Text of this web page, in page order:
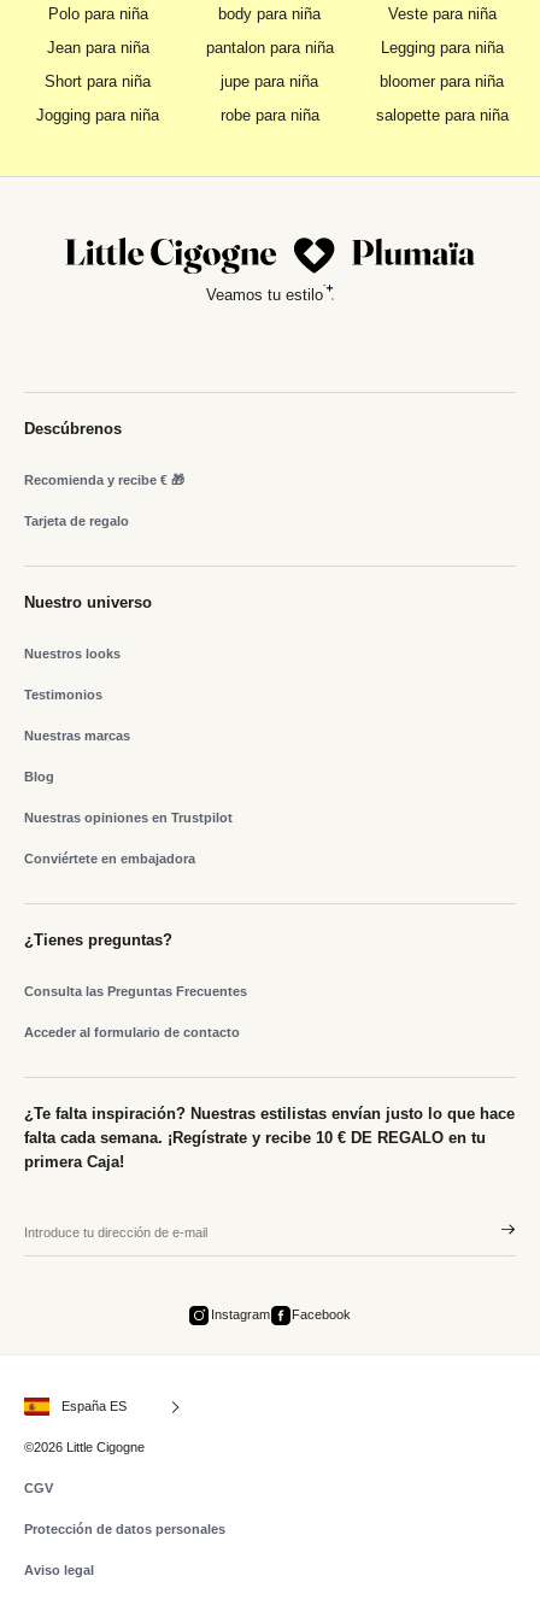
Polo para niña body para niña
Veste para niña
Jean para niña
pantalon para niña
Legging para niña
Short para niña
jupe para niña
bloomer para niña
Jogging para niña
robe para niña salopette para niña
Veamos tu estilo
Descúbrenos
Recomienda y recibe € 🎁
Tarjeta de regalo
Nuestro universo
Nuestros looks
Testimonios
Nuestras marcas
Blog
Nuestras opiniones en Trustpilot
Conviértete en embajadora
¿Tienes preguntas?
Consulta las Preguntas Frecuentes
Acceder al formulario de contacto
¿Te falta inspiración? Nuestras estilistas envían justo lo que hace
falta cada semana. ¡Regístrate y recibe 10 € DE REGALO en tu
primera Caja!
Instagram Facebook
España ES
©2026 Little Cigogne
CGV
Protección de datos personales
Aviso legal